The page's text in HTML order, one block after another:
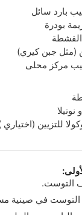
بارد سائل
بودرة
(مثل جبن كيري)
مركز محلى
للتزيين (اختياري
التوست.
في صينية